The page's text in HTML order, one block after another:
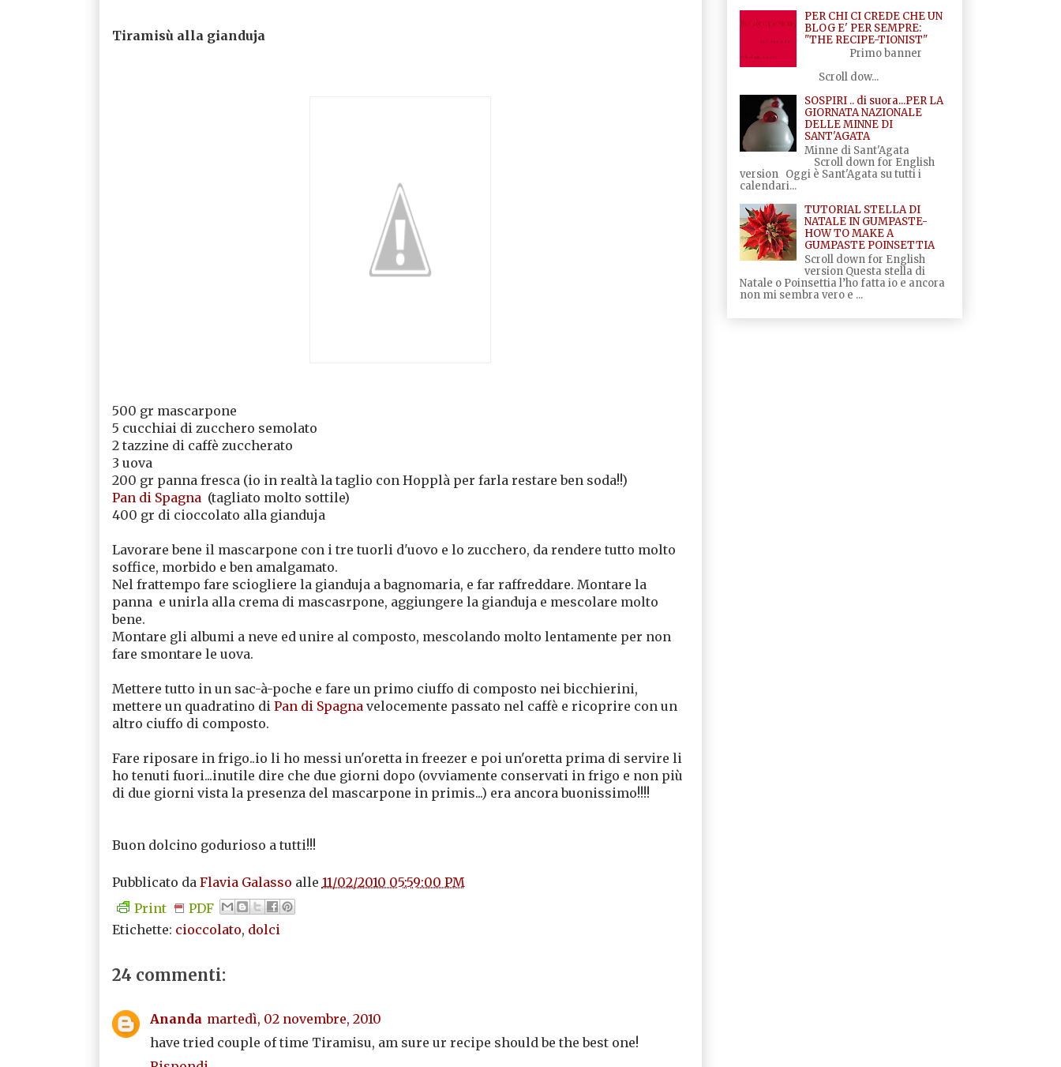
Tiramisù alla gianduja
500 gr mascarpone
5 cucchiai di zucchero semolato
2 tazzine di caffè zuccherato
3 uova
200 gr panna fresca (io in realtà la taglio con Hopplà per farla restare ben soda!!)
Pan di Spagna (tagliato molto sottile)
400 gr di cioccolato alla gianduja
Lavorare bene il mascarpone con i tre tuorli d'uovo e lo zucchero, da rendere tutto molto
soffice, morbido e ben amalgamato.
Nel frattempo fare sciogliere la gianduja a bagnomaria, e far raffreddare. Montare la
panna e unirla alla crema di mascasrpone, aggiungere la gianduja e mescolare molto
bene.
Montare gli albumi a neve ed unire al composto, mescolando molto lentamente per non
fare smontare le uova.
Mettere tutto in un sac-à-poche e fare un primo ciuffo di composto nei bicchierini,
mettere un quadratino di Pan di Spagna velocemente passato nel caffè e ricoprire con un
altro ciuffo di composto.
Fare riposare in frigo..io li ho messi un'oretta in freezer e poi un'oretta prima di servire li
ho tenuti fuori...inutile dire che due giorni dopo (ovviamente conservati in frigo e non più
di due giorni vista la presenza del mascarpone in primis...) era ancora buonissimo!!!!
Buon dolcino godurioso a tutti!!!
Pubblicato da Flavia Galasso alle 11/02/2010 05:59:00 PM
Print
PDF
Etichette: cioccolato, dolci
24 commenti:
Ananda martedì, 02 novembre, 2010
have tried couple of time Tiramisu, am sure ur recipe should be the best one!
PER CHI CI CREDE CHE UN
BLOG E' PER SEMPRE:
"THE RECIPE-TIONIST"
Primo banner
Scroll dow...
SOSPIRI .. di suora...PER LA
GIORNATA NAZIONALE
DELLE MINNE DI
SANT'AGATA
Minne di Sant'Agata
Scroll down for English
version Oggi è Sant'Agata su tutti i
calendari...
TUTORIAL STELLA DI
NATALE IN GUMPASTE-
HOW TO MAKE A
GUMPASTE POINSETTIA
Scroll down for English
version Questa stella di
Natale o Poinsettia l’ho fatta io e ancora
non mi sembra vero e ...